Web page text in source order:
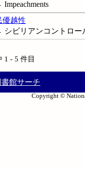
Impeachments
優越性
シビリアンコントロー
1 - 5 件目
館サーチ
Copyright ©